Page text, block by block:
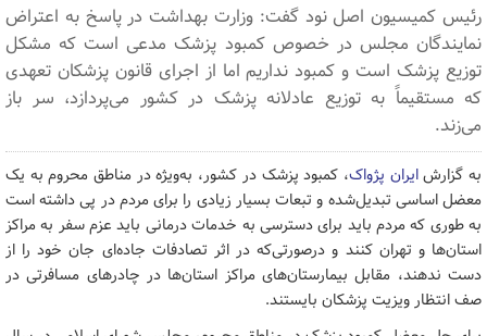
رئیس کمیسیون اصل نود گفت: وزارت بهداشت در پاسخ به اعتراض‌
نمایندگان مجلس در خصوص کمبود پزشک مدعی است که مشکل
توزیع پزشک است و کمبود نداریم اما از اجرای قانون پزشکان تعهدی
که مستقیماً به توزیع عادلانه پزشک در کشور می‌پردازد، سر باز
می‌زند.
به گزارشایران پژواک، کمبود پزشک در کشور، به‌ویژه در مناطق محروم به یک
معضل اساسی تبدیل‌شده و تبعات بسیار زیادی را برای مردم در پی‌ داشته است
به طوری که مردم باید برای دسترسی به خدمات درمانی باید عزم سفر به مراکز
استان‌ها و تهران کنند و درصورتی‌که در اثر تصادفات جاده‌ای جان خود را از
دست ندهند، مقابل بیمارستان‌های مراکز استان‌ها در چادرهای مسافرتی در
صف انتظار ویزیت پزشکان بایستند.